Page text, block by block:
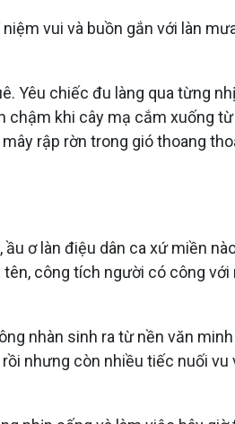
vui và buồn gắn với làn
Yêu chiếc đu làng qua từng
khi cây mạ cắm xuống
rập rờn trong gió thoang
ơ làn điệu dân ca xứ miền
công tích người có công
nhàn sinh ra từ nền văn
nhưng còn nhiều tiếc nuối